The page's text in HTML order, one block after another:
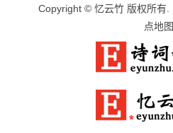
Copyright © 忆云竹 版权所有.
点地图